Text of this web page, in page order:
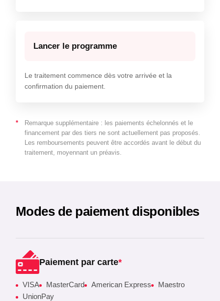
Lancer le programme
Le traitement commence dès votre arrivée et la
confirmation du paiement.
Remarque supplémentaire : les paiements échelonnés et le
financement par des tiers ne sont actuellement pas proposés.
Les remboursements peuvent être accordés avant le début du
traitement, moyennant un préavis.
Modes de paiement disponibles
Paiement par carte*
VISA MasterCard American Express
Maestro
UnionPay